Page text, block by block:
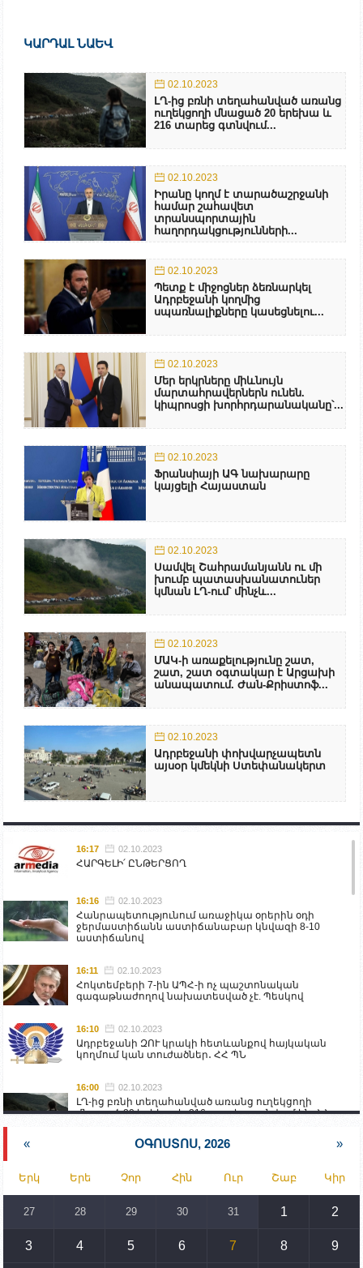
ԿԱՐԴԱԼ ՆԱԵՎ
02.10.2023
ԼՂ-ից բռնի տեղահանված առանց
ուղեկցողի մնացած 20 երեխա և
216 տարեց գտնվում...
02.10.2023
Իրանը կողմ է տարածաշրջանի
համար շահավետ
տրանսպորտային
հաղորդակցությունների...
02.10.2023
Պետք է միջոցներ ձեռնարկել
Ադրբեջանի կողմից
սպառնալիքները կասեցնելու...
02.10.2023
Մեր երկրները միևնույն
մարտահրավերներն ունեն.
կիպրոսցի խորհրդարանականը՝...
02.10.2023
Ֆրանսիայի ԱԳ նախարարը
կայցելի Հայաստան
02.10.2023
Սամվել Շահրամանյանն ու մի
խումբ պատասխանատուներ
կմնան ԼՂ-ում՝ մինչև...
02.10.2023
ՄԱԿ-ի առաքելությունը շատ,
շատ, շատ օգտակար է Արցախի
անապատում. Ժան-Քրիստոֆ...
02.10.2023
Ադրբեջանի փոխվարչապետն
այսօր կմեկնի Ստեփանակերտ
16:17 02.10.2023
ՀԱՐԳԵԼԻ՛ ԸՆԹԵՐՑՈՂ
16:16 02.10.2023
Հանրապետությունում առաջիկա օրերին օդի
ջերմաստիճանն աստիճանաբար կնվազի 8-10
աստիճանով
16:11 02.10.2023
Հոկտեմբերի 7-ին ԱՊՀ-ի ոչ պաշտոնական
գագաթնաժողով նախատեսված չէ. Պեսկով
16:10 02.10.2023
Ադրբեջանի ԶՈՒ կրակի հետևանքով հայկական
կողմում կան տուժածներ․ ՀՀ ՊՆ
16:00 02.10.2023
ԼՂ-ից բռնի տեղահանված առանց ուղեկցողի
մնացած 20 երեխա և 216 տարեց գտնվում են ՀՀ
Իրանը կողմ է տարածաշրջանի համար շահավետ
տրանսպորտային հաղորդակցությունների
զարգացմանը, սակայն ոչ՝ միջազգային
սահմանների փոփոխությանը
15:10 02.10.2023
« ՕԳՈՍՏՈՍ, 2026 »
Երկ Երե Չոր Հին Ուր Շաբ Կիր
27 28 29 30 31 1 2
3 4 5 6 7 8 9